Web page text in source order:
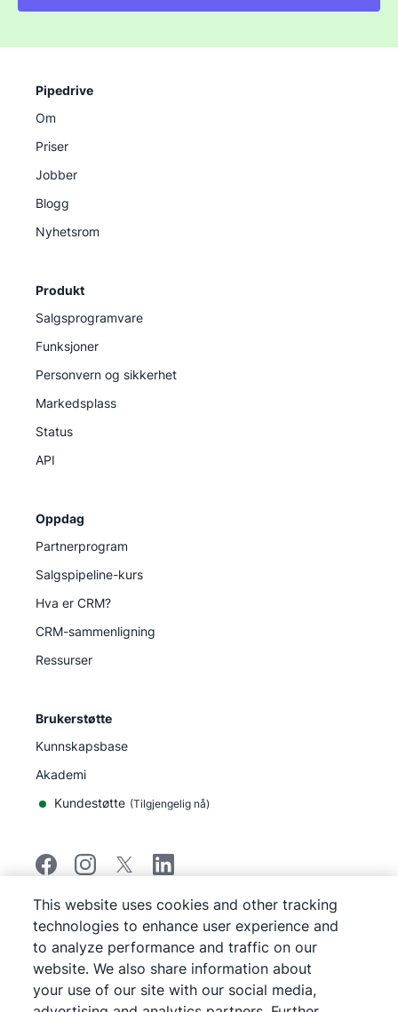
Pipedrive
Om
Priser
Jobber
Blogg
Nyhetsrom
Produkt
Salgsprogramvare
Funksjoner
Personvern og sikkerhet
Markedsplass
Status
API
Oppdag
Partnerprogram
Salgspipeline-kurs
Hva er CRM?
CRM-sammenligning
Ressurser
Brukerstøtte
Kunnskapsbase
Akademi
Kundestøtte (Tilgjengelig nå)
©2026Pipedrive
Pipedrive
Vilkår for bruk
Pipedrive
Personvernerklæring
Kart over nettstedet
Varsel om informasjonskapsler
This website uses cookies and other tracking
technologies to enhance user experience and
to analyze performance and traffic on our
website. We also share information about
your use of our site with our social media,